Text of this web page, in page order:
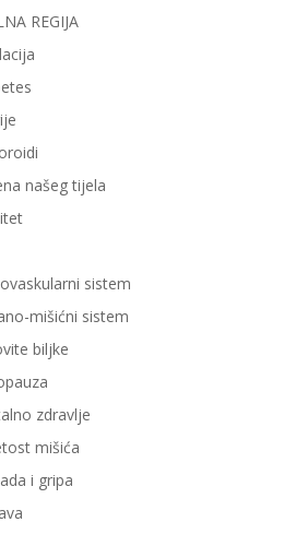
REGIJA
našeg tijela
sistem
mišićni sistem
biljke
zdravlje
mišića
i gripa